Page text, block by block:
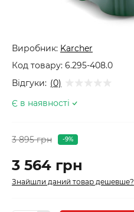
Виробник: Karcher
Код товару: 6.295-408.0
Відгуки: (0)
Є в наявності
3 895 грн -9%
3 564 грн
Знайшли даний товар дешевше?